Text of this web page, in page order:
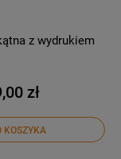
z wydrukiem
zł
KOSZYKA